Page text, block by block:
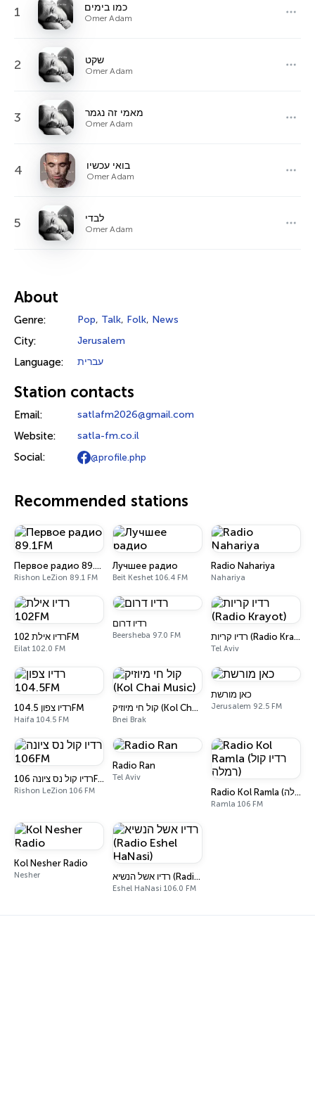
1 כמו בימים
Omer Adam
2 שקט
Omer Adam
3 מאמי זה נגמר
Omer Adam
4 בואי עכשיו
Omer Adam
5 לבדי
Omer Adam
About
Genre: Pop, Talk, Folk, News
City: Jerusalem
Language: עברית
Station contacts
Email: satlafm2026@gmail.com
Website: satla-fm.co.il
Social: @profile.php
Recommended stations
Первое радио 89.1FM
Rishon LeZion 89.1 FM
Лучшее радио
Beit Keshet 106.4 FM
Radio Nahariya
Nahariya
רדיו אילת 102FM
Eilat 102.0 FM
רדיו דרום
Beersheba 97.0 FM רדיו קריות (Radio Krayot)
Tel Aviv
רדיו צפון 104.5FM
Haifa 104.5 FM
קול חי מיוזיק (Kol Chai Music)
Bnei Brak
כאן מורשת
Jerusalem 92.5 FM
רדיו קול נס ציונה 106FM
Rishon LeZion 106 FM
Radio Ran
Tel Aviv
Radio Kol Ramla (רדיו קול רמלה)
Ramla 106 FM
Kol Nesher Radio
Nesher רדיו אשל הנשיא (Radio Eshel HaNasi)
Eshel HaNasi 106.0 FM